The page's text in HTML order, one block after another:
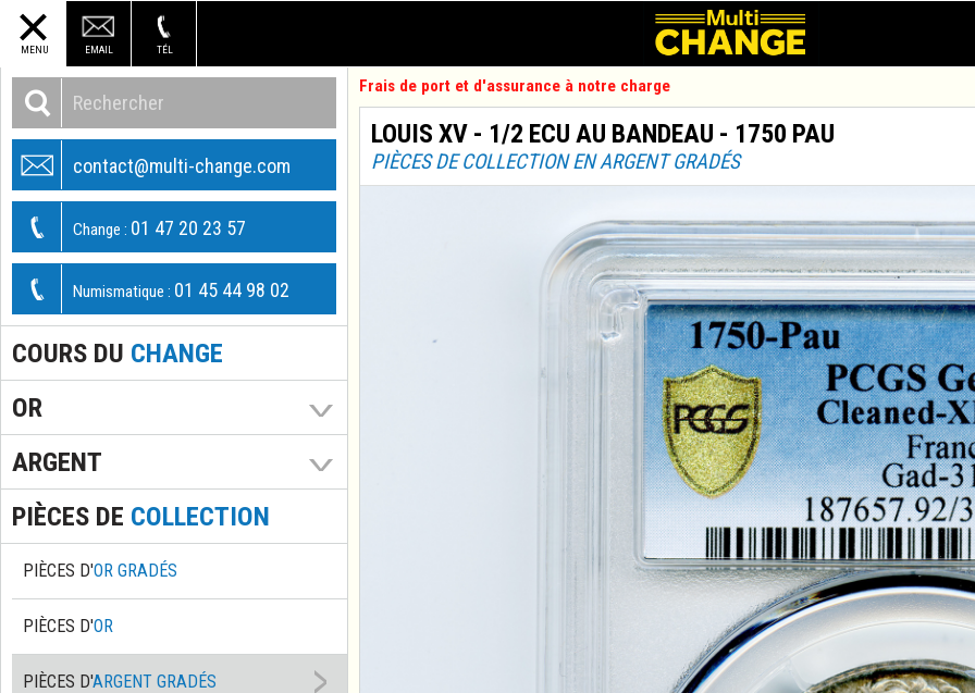
MENU EMAIL TÉL
contact@multi-change.com
Change : 01 47 20 23 57
Numismatique : 01 45 44 98 02
COURS DU CHANGE
OR
ARGENT
PIÈCES DE COLLECTION
PIÈCES D'OR GRADÉS
PIÈCES D'OR
PIÈCES D'ARGENT GRADÉS
Frais de port et d'assurance à notre charge
LOUIS XV - 1/2 ECU AU BANDEAU - 1750 PAU
PIÈCES DE COLLECTION EN ARGENT GRADÉS